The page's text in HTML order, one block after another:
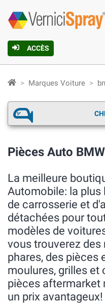
ACCÈS
Marques Voiture
Pièces Auto
La meilleure
Automobile: la plus
de carrosserie et
détachées pour
modèles de
vous trouverez des
phares, des pièces
moulures, grilles et
pièces aftermarket
un prix avantageux!